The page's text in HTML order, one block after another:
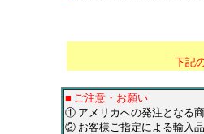
下記
■ ご注意・お願い
① アメリカへの発注となる
② お客様ご指定による輸入